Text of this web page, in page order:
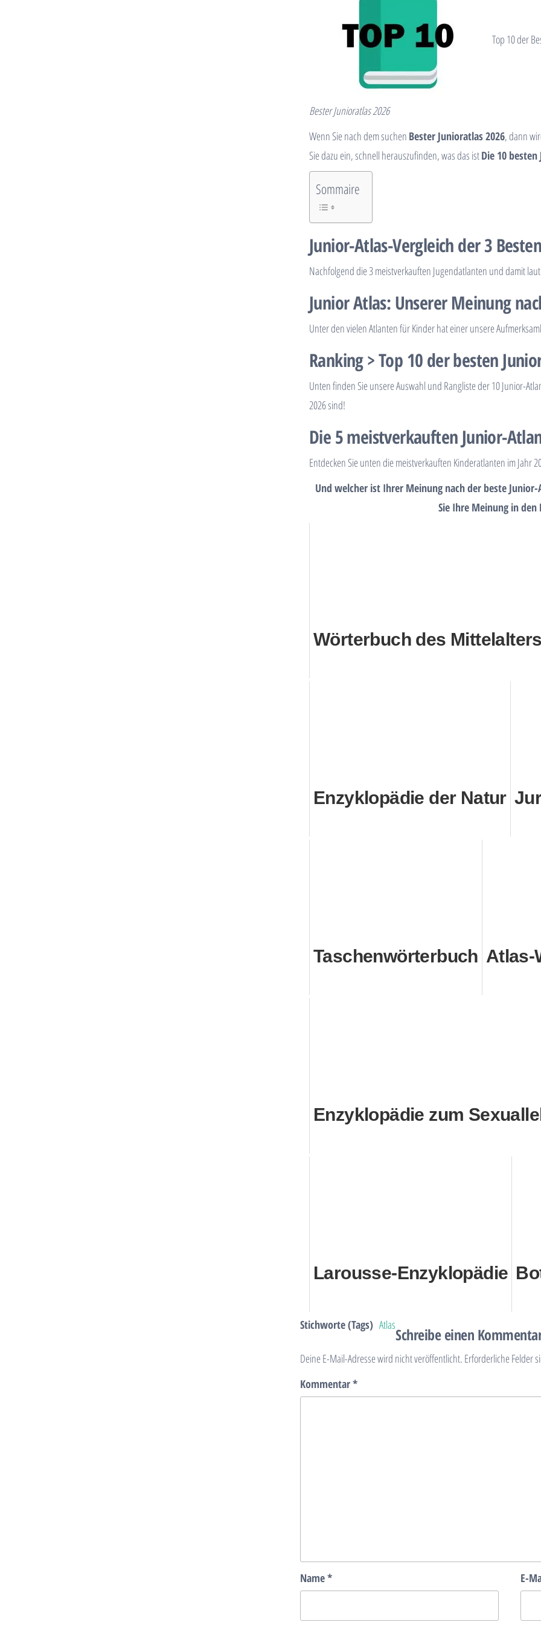
Top 10 der
Bester Junioratlas 2026
Wenn Sie nach dem suchen Bester Junioratlas 2026, dann
Sie dazu ein, schnell herauszufinden, was das istDie 10
Sommaire
Junior-Atlas-Vergleich der 3
Nachfolgend die 3 meistverkauften Jugendatlanten und damit
Junior Atlas: Unserer Meinung
Unter den vielen Atlanten für Kinder hat einer unsere
Ranking > Top 10 der besten
Unten finden Sie unsere Auswahl und Rangliste der 10 Junior-
2026 sind!
Die 5 meistverkauften Junior-
Entdecken Sie unten die meistverkauften Kinderatlanten im Jahr
Und welcher ist Ihrer Meinung nach der beste
Sie Ihre Meinung in
Wörterbuch des Mittelalters
Enzyklopädie der Natur
Taschenwörterbuch Atlas-
Enzyklopädie zum
Larousse-Enzyklopädie
Stichworte (Tags) AtlasSchreibe einen
Deine E-Mail-Adresse wird nicht veröffentlicht. Erforderliche Felder
Kommentar*
Name* E-